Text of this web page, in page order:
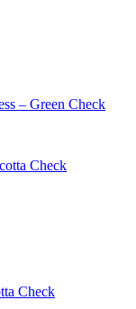
– Green Check
Check